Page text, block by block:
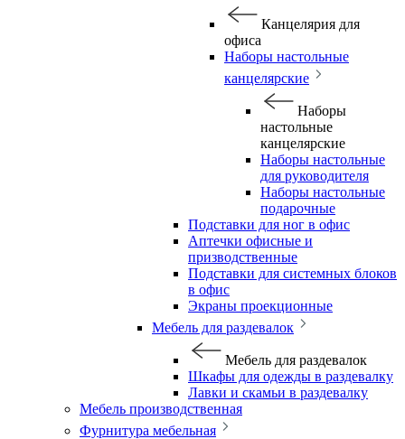
Канцелярия для
офиса
Наборы настольные
канцелярские
Наборы
настольные
канцелярские
Наборы настольные
для руководителя
Наборы настольные
подарочные
Подставки для ног в офис
Аптечки офисные и
призводственные
Подставки для системных блоков
в офис
Экраны проекционные
Мебель для раздевалок
Мебель для раздевалок
Шкафы для одежды в раздевалку
Лавки и скамьи в раздевалку
Мебель производственная
Фурнитура мебельная